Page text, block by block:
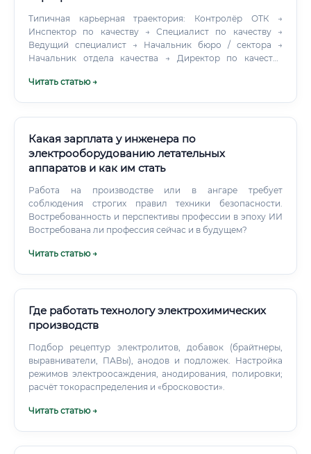
Типичная карьерная траектория: Контролёр ОТК →
Инспектор по качеству → Специалист по качеству →
Ведущий специалист → Начальник бюро / сектора →
Начальник отдела качества → Директор по качеству
— прибавка к зарплате и расширение ответственности.
Читать статью →
Какая зарплата у инженера по
электрооборудованию летательных
аппаратов и как им стать
Работа на производстве или в ангаре требует
соблюдения строгих правил техники безопасности.
Востребованность и перспективы профессии в эпоху ИИ
Востребована ли профессия сейчас и в будущем?
Читать статью →
Где работать технологу электрохимических
производств
Подбор рецептур электролитов, добавок (брайтнеры,
выравниватели, ПАВы), анодов и подложек. Настройка
режимов электроосаждения, анодирования, полировки;
расчёт токораспределения и «бросковости».
Читать статью →